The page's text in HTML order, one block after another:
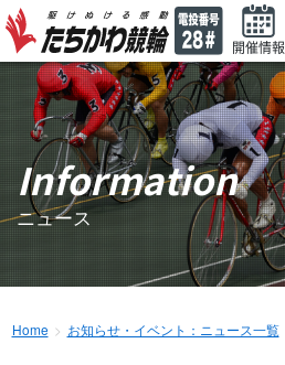
開催情報
Information
ニュース
Home お知らせ・イベント：ニュース一覧